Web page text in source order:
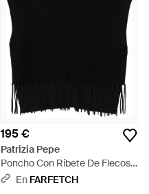
195 €
Patrizia Pepe
Poncho Con Ribete De Flecos -
Negro
En FARFETCH